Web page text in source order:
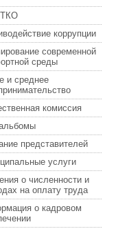
ТКО
коррупции
современной
среды
и среднее
комиссия
представителей
услуги
о численности и
на оплату труда
о кадровом